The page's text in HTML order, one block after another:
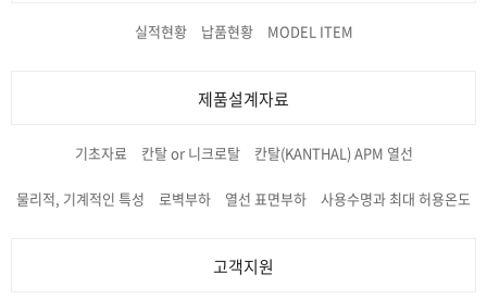
실적현황 납품현황 MODEL ITEM
제품설계자료
기초자료 칸탈 or 니크로탈 칸탈(KANTHAL) APM 열선
물리적, 기계적인 특성 로벽부하 열선 표면부하 사용수명과 최대 허용온도
고객지원